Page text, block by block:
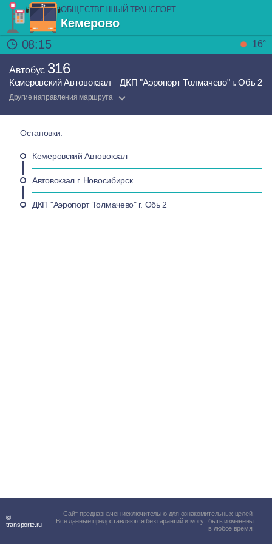
ОБЩЕСТВЕННЫЙ ТРАНСПОРТ
Кемерово
08:15
16°
Автобус 316
Кемеровский Автовокзал – ДКП "Аэропорт Толмачево" г. Обь 2
Другие направления маршрута
Остановки:
Кемеровский Автовокзал
Автовокзал г. Новосибирск
ДКП "Аэропорт Толмачево" г. Обь 2
©
transporte.ru
Сайт предназначен исключительно для ознакомительных целей.
Все данные предоставляются без гарантий и могут быть изменены
в любое время.